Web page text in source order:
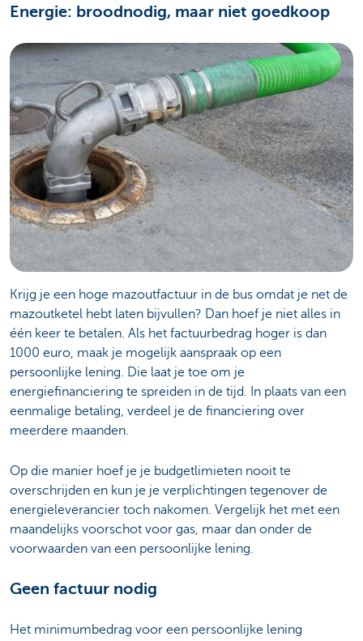
Energie: broodnodig, maar niet goedkoop
Krijg je een hoge mazoutfactuur in de bus omdat je net de
mazoutketel hebt laten bijvullen? Dan hoef je niet alles in
één keer te betalen. Als het factuurbedrag hoger is dan
1000 euro, maak je mogelijk aanspraak op een
persoonlijke lening. Die laat je toe om je
energiefinanciering te spreiden in de tijd. In plaats van een
eenmalige betaling, verdeel je de financiering over
meerdere maanden.
Op die manier hoef je je budgetlimieten nooit te
overschrijden en kun je je verplichtingen tegenover de
energieleverancier toch nakomen. Vergelijk het met een
maandelijks voorschot voor gas, maar dan onder de
voorwaarden van een persoonlijke lening.
Geen factuur nodig
Het minimumbedrag voor een persoonlijke lening